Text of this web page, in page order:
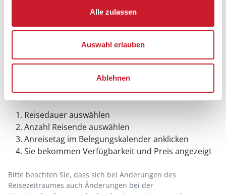
Alle zulassen
Auswahl erlauben
Ablehnen
Belegungskalender
Reisedauer auswählen
Anzahl Reisende auswählen
Anreisetag im Belegungskalender anklicken
Sie bekommen Verfügbarkeit und Preis angezeigt
Bitte beachten Sie, dass sich bei Änderungen des
Reisezeitraumes auch Änderungen bei der